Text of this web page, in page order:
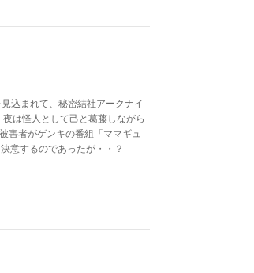
込まれて、秘密結社アークナイ
は怪人として己と葛藤しながら
害者がゲンキの番組「ママギュ
意するのであったが・・？